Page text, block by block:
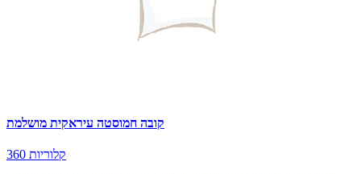
קובה חמוסטה עיראקית מושלמת
360 קלוריות